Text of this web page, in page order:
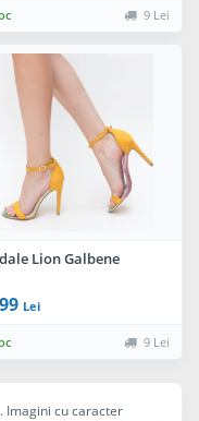
9 Lei
Lion Galbene
Lei
9 Lei
Imagini cu caracter